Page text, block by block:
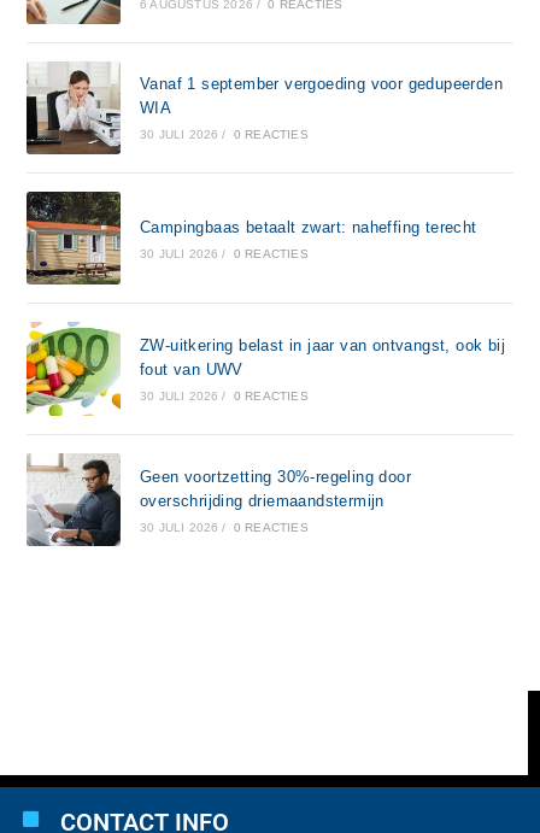
6 AUGUSTUS 2026 / 0 REACTIES
Vanaf 1 september vergoeding voor gedupeerden
WIA
30 JULI 2026 / 0 REACTIES
Campingbaas betaalt zwart: naheffing terecht
30 JULI 2026 / 0 REACTIES
ZW-uitkering belast in jaar van ontvangst, ook bij
fout van UWV
30 JULI 2026 / 0 REACTIES
Geen voortzetting 30%-regeling door
overschrijding driemaandstermijn
30 JULI 2026 / 0 REACTIES
CONTACT INFO